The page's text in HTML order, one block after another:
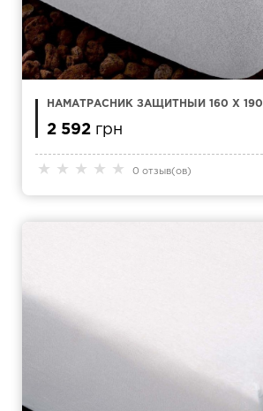
★ ★ ★ ★ ★ 0 отзыв(ов)
НАМАТРАСНИК ЗАЩИТНЫЙ 160 X 190
2 592 грн